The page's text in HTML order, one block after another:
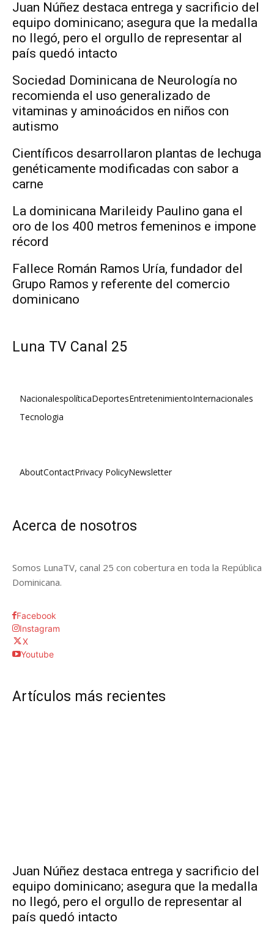
Juan Núñez destaca entrega y sacrificio del
equipo dominicano; asegura que la medalla
no llegó, pero el orgullo de representar al
país quedó intacto
Sociedad Dominicana de Neurología no
recomienda el uso generalizado de
vitaminas y aminoácidos en niños con
autismo
Científicos desarrollaron plantas de lechuga
genéticamente modificadas con sabor a
carne
La dominicana Marileidy Paulino gana el
oro de los 400 metros femeninos e impone
récord
Fallece Román Ramos Uría, fundador del
Grupo Ramos y referente del comercio
dominicano
Luna TV Canal 25
NacionalespolíticaDeportesEntretenimientoInternacionales
Tecnologia
AboutContactPrivacy PolicyNewsletter
Acerca de nosotros
Somos LunaTV, canal 25 con cobertura en toda la República
Dominicana.
Facebook
Instagram
X
Youtube
Artículos más recientes
Juan Núñez destaca entrega y sacrificio del
equipo dominicano; asegura que la medalla
no llegó, pero el orgullo de representar al
país quedó intacto